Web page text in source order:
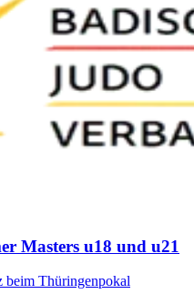
Masters u18 und u21
beim Thüringenpokal